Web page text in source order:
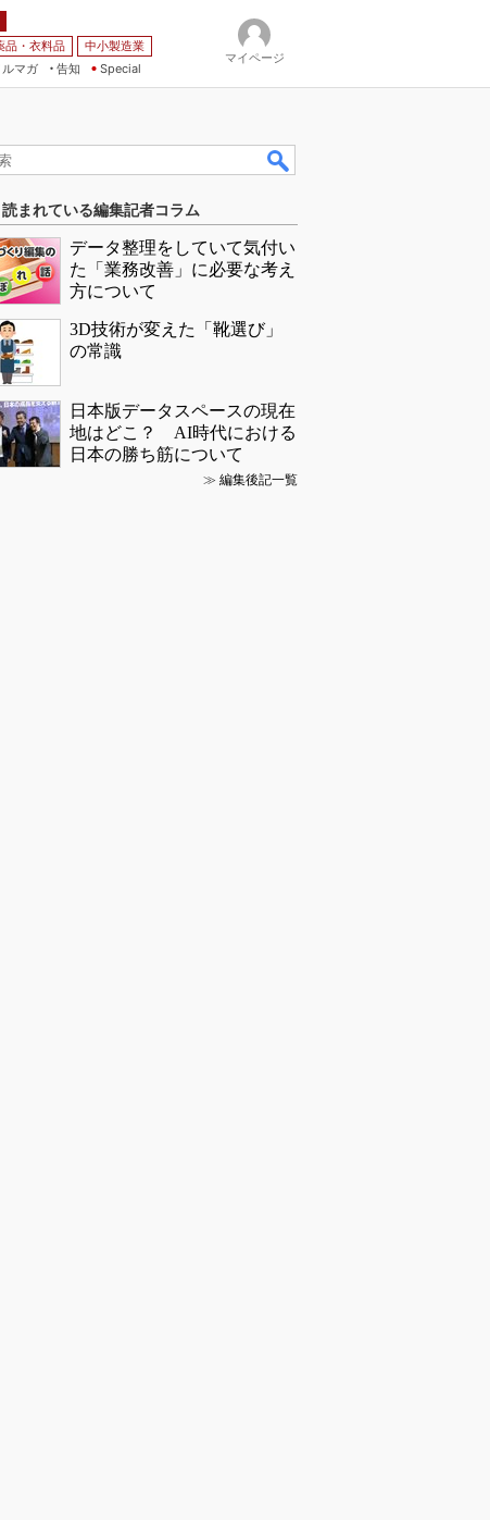
品・衣料品
中小製造業
ルマガ
告知 Special
マイページ
読まれている編集記者コラム
データ整理をしていて気付い
た「業務改善」に必要な考え
方について
3D技術が変えた「靴選び」
の常識
日本版データスペースの現在
地はどこ？ AI時代における
日本の勝ち筋について
≫ 編集後記一覧